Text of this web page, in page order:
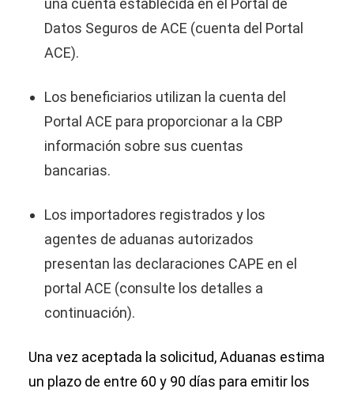
una cuenta establecida en el Portal de
Datos Seguros de ACE (cuenta del Portal
ACE).
Los beneficiarios utilizan la cuenta del
Portal ACE para proporcionar a la CBP
información sobre sus cuentas
bancarias.
Los importadores registrados y los
agentes de aduanas autorizados
presentan las declaraciones CAPE en el
portal ACE (consulte los detalles a
continuación).
Una vez aceptada la solicitud, Aduanas estima
un plazo de entre 60 y 90 días para emitir los